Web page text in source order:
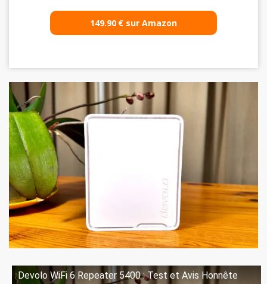
149.90 € sur Amazon
Devolo WiFi 6 Repeater 5400 : Test et Avis Honnête